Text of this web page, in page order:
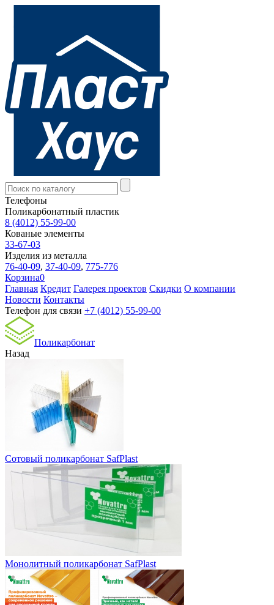
Телефоны
Поликарбонатный пластик
8 (4012) 55-99-00
Кованые элементы
33-67-03
Изделия из металла
76-40-09, 37-40-09, 775-776
Корзина0
Главная Кредит Галерея проектов Скидки О компании
Новости Контакты
Телефон для связи +7 (4012) 55-99-00
Поликарбонат
Назад
Сотовый поликарбонат SafPlast
Монолитный поликарбонат SafPlast